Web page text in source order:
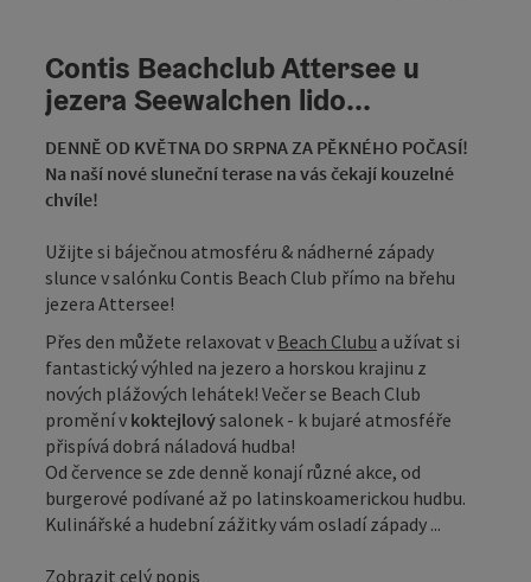
Contis Beachclub Attersee u
jezera Seewalchen lido...
DENNĚ OD KVĚTNA DO SRPNA ZA PĚKNÉHO POČASÍ!
Na naší nové sluneční terase na vás čekají kouzelné
chvíle!
Užijte si báječnou atmosféru & nádherné západy
slunce v salónku Contis Beach Club přímo na břehu
jezera Attersee!
Přes den můžete relaxovat v Beach Clubu a užívat si
fantastický výhled na jezero a horskou krajinu z
nových plážových lehátek! Večer se Beach Club
promění v koktejlovýsalonek - k bujaré atmosféře
přispívá dobrá náladová hudba!
Od července se zde denně konají různé akce, od
burgerové podívané až po latinskoamerickou hudbu.
Kulinářské a hudební zážitky vám osladí západy ...
Zobrazit celý popis